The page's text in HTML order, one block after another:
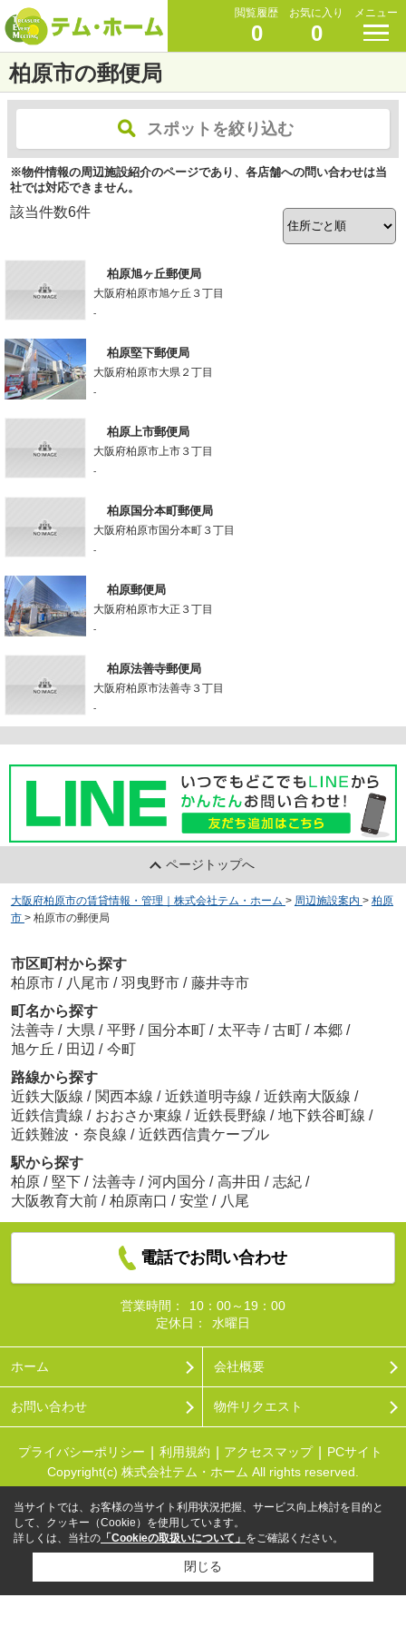
閲覧履歴
0
お気に入り
0
メニュー
柏原市の郵便局
スポットを絞り込む
※物件情報の周辺施設紹介のページであり、各店舗への問い合わせは当
社では対応できません。
該当件数6件
柏原旭ヶ丘郵便局
大阪府柏原市旭ケ丘３丁目
-
柏原堅下郵便局
大阪府柏原市大県２丁目
-
柏原上市郵便局
大阪府柏原市上市３丁目
-
柏原国分本町郵便局
大阪府柏原市国分本町３丁目
-
柏原郵便局
大阪府柏原市大正３丁目
-
柏原法善寺郵便局
大阪府柏原市法善寺３丁目
-
ページトップへ
大阪府柏原市の賃貸情報・管理｜株式会社テム・ホーム > 周辺施設案内 > 柏原
市 > 柏原市の郵便局
市区町村から探す
柏原市 / 八尾市 / 羽曳野市 / 藤井寺市
町名から探す
法善寺 / 大県 / 平野 / 国分本町 / 太平寺 / 古町 / 本郷 /
旭ケ丘 / 田辺 / 今町
路線から探す
近鉄大阪線 / 関西本線 / 近鉄道明寺線 / 近鉄南大阪線 /
近鉄信貴線 / おおさか東線 / 近鉄長野線 / 地下鉄谷町線 /
近鉄難波・奈良線 / 近鉄西信貴ケーブル
駅から探す
柏原 / 堅下 / 法善寺 / 河内国分 / 高井田 / 志紀 /
大阪教育大前 / 柏原南口 / 安堂 / 八尾
電話でお問い合わせ
営業時間：
10：00～19：00
定休日：
水曜日
ホーム 会社概要
お問い合わせ 物件リクエスト
プライバシーポリシー 利用規約 アクセスマップ
PCサイト
Copyright(c) 株式会社テム・ホーム All rights reserved.
当サイトでは、お客様の当サイト利用状況把握、サービス向上検討を目的と
して、クッキー（Cookie）を使用しています。
詳しくは、当社の 「Cookieの取扱いについて」 をご確認ください。
閉じる